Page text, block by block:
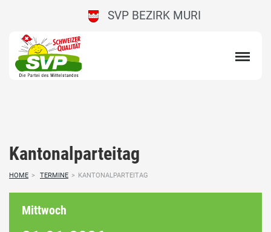
SVP BEZIRK MURI
Kantonalparteitag
HOME > TERMINE > KANTONALPARTEITAG
Mittwoch